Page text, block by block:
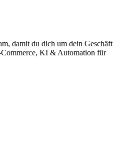
damit du dich um dein Geschäft
KI & Automation für